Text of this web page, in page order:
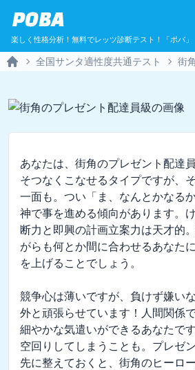
POBA
楽しく性格分析！無料でレッツ診断テスト！「ポバ」
全国サンタ適性度共通テスト 街
あなたは、街角のプレゼント配達
そつなくこなせるタイプですが、
一面も。つい「ま、なんとかなる
神で事を進める傾向があります。
断力と即興の計画立案力は天才的
がらも何とか間に合わせるあなた
を上げることでしょう。
競争心は薄いですが、負けず嫌い
外と頑張らせています！人間関係
細やかな気遣いができるあなたで
空回りしてしまうことも。プレゼ
先に整えておくと、街角のヒーロ